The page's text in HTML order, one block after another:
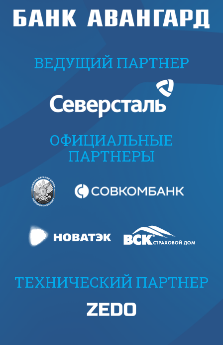
ВЕДУЩИЙ ПАРТНЕР
ОФИЦИАЛЬНЫЕ
ПАРТНЕРЫ
ТЕХНИЧЕСКИЙ ПАРТНЕР